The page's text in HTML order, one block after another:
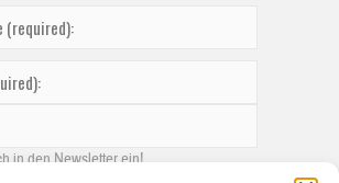
in den Newsletter ein!